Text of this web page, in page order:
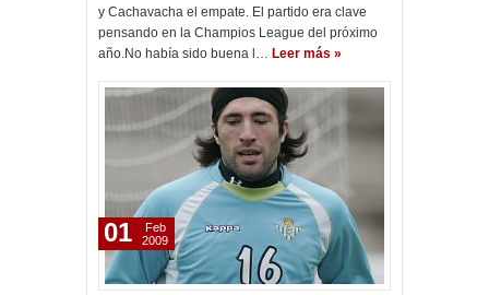
y Cachavacha el empate. El partido era clave
pensando en la Champios League del próximo
año.No había sido buena l… Leer más »
01
Feb
2009